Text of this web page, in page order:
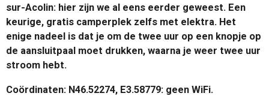
sur-Acolin: hier zijn we al eens eerder geweest. Een
keurige, gratis camperplek zelfs met elektra. Het
enige nadeel is dat je om de twee uur op een knopje op
de aansluitpaal moet drukken, waarna je weer twee uur
stroom hebt.
Coördinaten: N46.52274, E3.58779: geen WiFi.